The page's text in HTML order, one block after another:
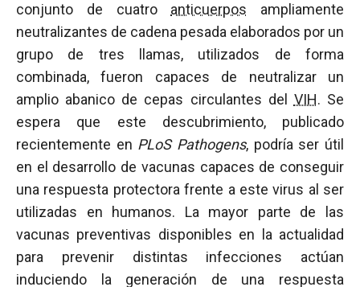
conjunto de cuatro anticuerpos ampliamente
neutralizantes de cadena pesada elaborados por un
grupo de tres llamas, utilizados de forma
combinada, fueron capaces de neutralizar un
amplio abanico de cepas circulantes del VIH. Se
espera que este descubrimiento, publicado
recientemente en PLoS Pathogens, podría ser útil
en el desarrollo de vacunas capaces de conseguir
una respuesta protectora frente a este virus al ser
utilizadas en humanos. La mayor parte de las
vacunas preventivas disponibles en la actualidad
para prevenir distintas infecciones actúan
induciendo la generación de una respuesta